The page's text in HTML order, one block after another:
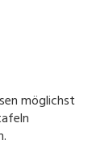
möglichst